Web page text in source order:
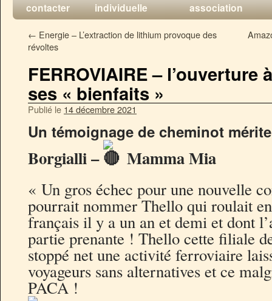
contacter
individuelle
association
← Energie – L’extraction de lithium provoque des
révoltes
FERROVIAIRE –
ses « bienfaits »
Publié le 14 décembre 2021
Un témoignage de cheminot
Borgialli – Mamma Mia
« Un gros échec pour une nouvelle
pourrait nommer Thello qui roulait
français il y a un an et demi et dont
partie prenante ! Thello cette filiale
stoppé net une activité ferroviaire
voyageurs sans alternatives et ce
PACA !